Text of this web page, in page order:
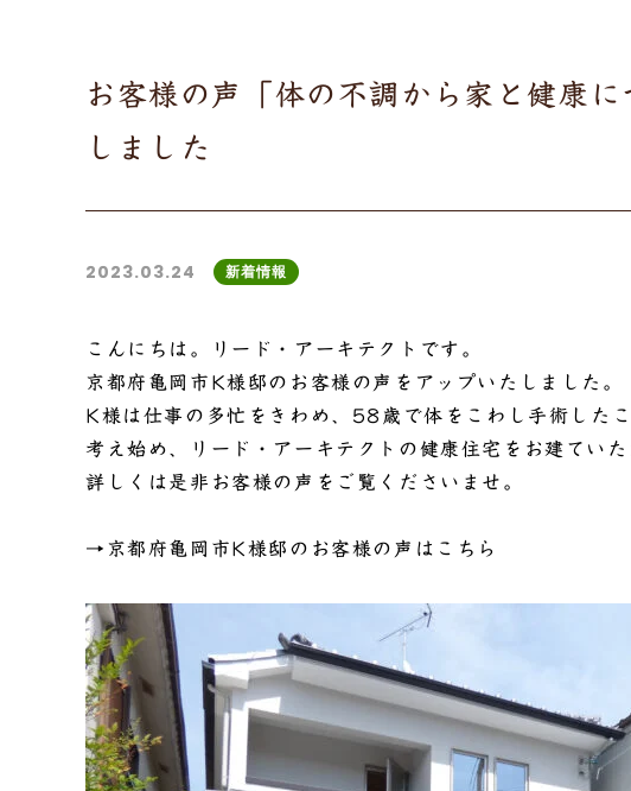
お客様の声「体の不調から家と健康
しました
2023.03.24 新着情報
こんにちは。リード・アーキテクトです。
京都府亀岡市K様邸のお客様の声をアップいたしました。
K様は仕事の多忙をきわめ、58歳で体をこわし手術した
考え始め、リード・アーキテクトの健康住宅をお建ていた
詳しくは是非お客様の声をご覧くださいませ。
→ 京都府亀岡市K様邸のお客様の声はこちら